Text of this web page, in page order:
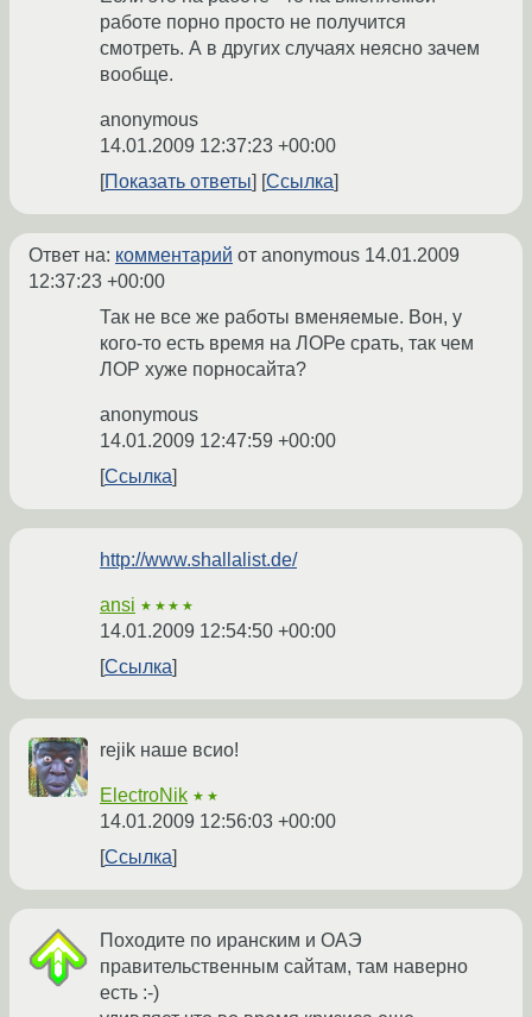
работе порно просто не получится
смотреть. А в других случаях неясно зачем
вообще.
anonymous
14.01.2009 12:37:23 +00:00
Показать ответы
Ссылка
Ответ на: комментарий от anonymous 14.01.2009
12:37:23 +00:00
Так не все же работы вменяемые. Вон, у
кого-то есть время на ЛОРе срать, так чем
ЛОР хуже порносайта?
anonymous
14.01.2009 12:47:59 +00:00
Ссылка
http://www.shallalist.de/
ansi ★★★★
14.01.2009 12:54:50 +00:00
Ссылка
rejik наше всио!
ElectroNik ★★
14.01.2009 12:56:03 +00:00
Ссылка
Походите по иранским и ОАЭ
правительственным сайтам, там наверно
есть :-)